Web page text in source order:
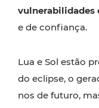
vulnerabilidades
e de confiança.
Lua e Sol estão
do eclipse, o
nos de futuro,